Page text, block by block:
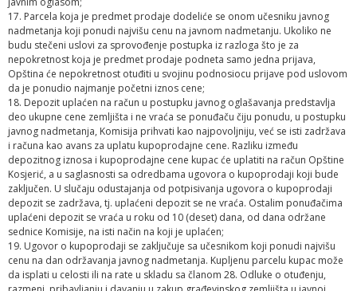
17. Parcela koja je predmet prodaje dodeliće se onom učesniku javnog
nadmetanja koji ponudi najvišu cenu na javnom nadmetanju. Ukoliko ne
budu stečeni uslovi za sprovođenje postupka iz razloga što je za
nepokretnost koja je predmet prodaje podneta samo jedna prijava,
Opština će nepokretnost otuđiti u svojinu podnosiocu prijave pod uslovom
da je ponudio najmanje početni iznos cene;
18. Depozit uplaćen na račun u postupku javnog oglašavanja predstavlja
deo ukupne cene zemljišta i ne vraća se ponuđaču čiju ponudu, u postupku
javnog nadmetanja, Komisija prihvati kao najpovoljniju, već se isti zadržava
i računa kao avans za uplatu kupoprodajne cene. Razliku između
depozitnog iznosa i kupoprodajne cene kupac će uplatiti na račun Opštine
Kosjerić, a u saglasnosti sa odredbama ugovora o kupoprodaji koji bude
zaključen. U slučaju odustajanja od potpisivanja ugovora o kupoprodaji
depozit se zadržava, tj. uplaćeni depozit se ne vraća. Ostalim ponuđačima
uplaćeni depozit se vraća u roku od 10 (deset) dana, od dana održane
sednice Komisije, na isti način na koji je uplaćen;
19. Ugovor o kupoprodaji se zaključuje sa učesnikom koji ponudi najvišu
cenu na dan održavanja javnog nadmetanja. Kupljenu parcelu kupac može
da isplati u celosti ili na rate u skladu sa članom 28. Odluke o otuđenju,